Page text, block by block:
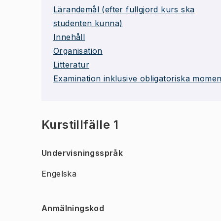
Lärandemål (efter fullgjord kurs ska
studenten kunna)
Innehåll
Organisation
Litteratur
Examination inklusive obligatoriska
Kurstillfälle 1
Undervisningsspråk
Engelska
Anmälningskod